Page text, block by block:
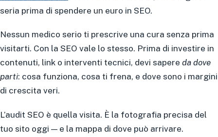
seria prima di spendere un euro in SEO.
Nessun medico serio ti prescrive una cura senza prima
visitarti. Con la SEO vale lo stesso. Prima di investire in
contenuti, link o interventi tecnici, devi sapere da dove
parti: cosa funziona, cosa ti frena, e dove sono i margini
di crescita veri.
L’audit SEO è quella visita. È la fotografia precisa del
tuo sito oggi — e la mappa di dove può arrivare.